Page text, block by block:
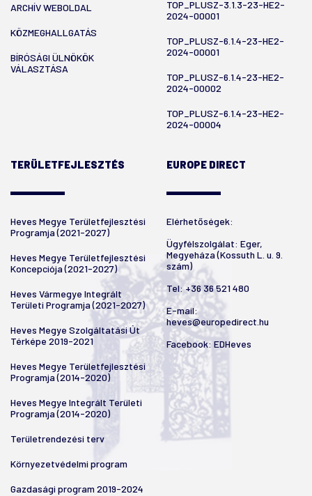
ARCHÍV WEBOLDAL
KÖZMEGHALLGATÁS
BÍRÓSÁGI ÜLNÖKÖK
VÁLASZTÁSA
TOP_PLUSZ-3.1.3-23-HE2-
2024-00001
TOP_PLUSZ-6.1.4-23-HE2-
2024-00001
TOP_PLUSZ-6.1.4-23-HE2-
2024-00002
TOP_PLUSZ-6.1.4-23-HE2-
2024-00004
TERÜLETFEJLESZTÉS
Heves Megye Területfejlesztési
Programja (2021-2027)
Heves Megye Területfejlesztési
Koncepciója (2021-2027)
Heves Vármegye Integrált
Területi Programja (2021-2027)
Heves Megye Szolgáltatási Út
Térképe 2019-2021
Heves Megye Területfejlesztési
Programja (2014-2020)
Heves Megye Integrált Területi
Programja (2014-2020)
Területrendezési terv
Környezetvédelmi program
Gazdasági program 2019-2024
EUROPE DIRECT
Elérhetőségek:
Ügyfélszolgálat: Eger,
Megyeháza (Kossuth L. u. 9.
szám)
Tel:+36 36 521 480
E-mail:
heves@europedirect.hu
Facebook: EDHeves